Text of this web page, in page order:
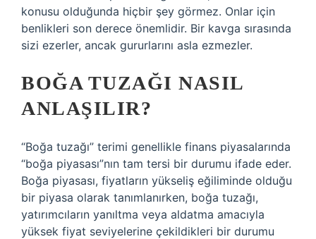
konusu olduğunda hiçbir şey görmez. Onlar için
benlikleri son derece önemlidir. Bir kavga sırasında
sizi ezerler, ancak gururlarını asla ezmezler.
BOĞA TUZAĞI NASIL
ANLAŞILIR?
“Boğa tuzağı” terimi genellikle finans piyasalarında
“boğa piyasası”nın tam tersi bir durumu ifade eder.
Boğa piyasası, fiyatların yükseliş eğiliminde olduğu
bir piyasa olarak tanımlanırken, boğa tuzağı,
yatırımcıların yanıltma veya aldatma amacıyla
yüksek fiyat seviyelerine çekildikleri bir durumu